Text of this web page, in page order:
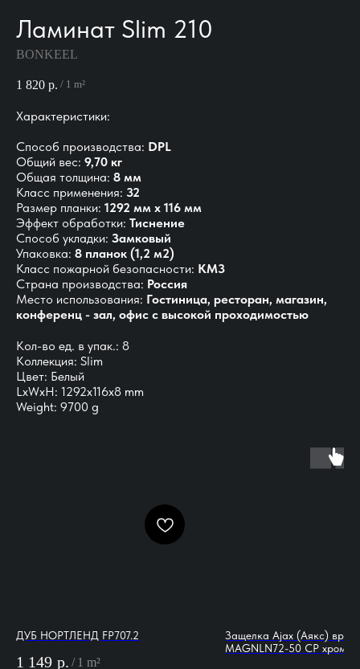
Ламинат Slim 210
BONKEEL
1 820 р. / 1 m²
Характеристики:
Способ производства: DPL
Общий вес: 9,70 кг
Общая толщина: 8 мм
Класс применения: 32
Размер планки: 1292 мм х 116 мм
Эффект обработки: Тиснение
Способ укладки: Замковый
Упаковка: 8 планок (1,2 м2)
Класс пожарной безопасности: КМ3
Страна производства: Россия
Место использования: Гостиница, ресторан, магазин,
конференц - зал, офис с высокой проходимостью
Кол-во ед. в упак.: 8
Коллекция: Slim
Цвет: Белый
LxWxH: 1292x116x8 mm
Weight: 9700 g
ДУБ НОРТЛЕНД FP707.2
1 149 р. / 1 m²
Защелка Ajax (Аякс)
MAGNLN72-50 CP хром